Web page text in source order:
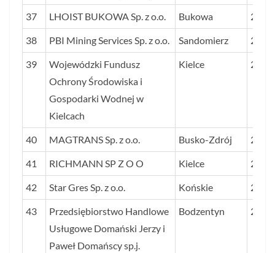
37 LHOIST BUKOWA Sp. z o.o. Bukowa 279
38 PBI Mining Services Sp. z o.o. Sandomierz 270
39
Wojewódzki Fundusz
Ochrony Środowiska i
Gospodarki Wodnej w
Kielcach
Kielce 270
40 MAGTRANS Sp. z o.o. Busko-Zdrój 269
41 RICHMANN SP Z O O Kielce 267
42 Star Gres Sp. z o.o. Końskie 265
43
Przedsiębiorstwo Handlowe
Usługowe Domański Jerzy i
Paweł Domańscy sp.j.
Bodzentyn 255